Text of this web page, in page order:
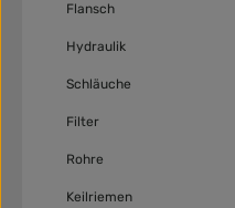
Flansch
Hydraulik
Schläuche
Filter
Rohre
Keilriemen